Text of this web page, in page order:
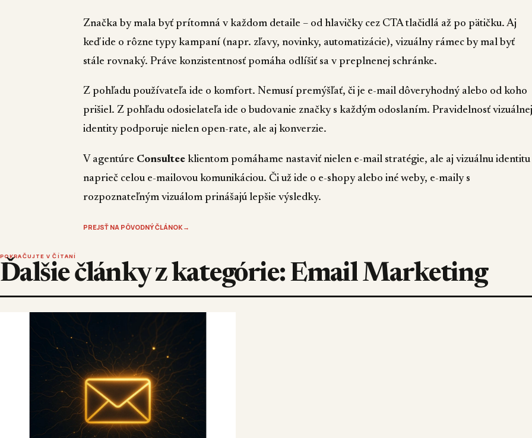
Značka by mala byť prítomná v každom detaile – od hlavičky cez CTA tlačidlá až po pätičku. Aj
keď ide o rôzne typy kampaní (napr. zľavy, novinky, automatizácie), vizuálny rámec by mal byť
stále rovnaký. Práve konzistentnosť pomáha odlíšiť sa v preplnenej schránke.
Z pohľadu používateľa ide o komfort. Nemusí premýšľať, či je e-mail dôveryhodný alebo od koho
prišiel. Z pohľadu odosielateľa ide o budovanie značky s každým odoslaním. Pravidelnosť vizuálnej
identity podporuje nielen open-rate, ale aj konverzie.
V agentúre Consultee klientom pomáhame nastaviť nielen e-mail stratégie, ale aj vizuálnu identitu
naprieč celou e-mailovou komunikáciou. Či už ide o e-shopy alebo iné weby, e-maily s
rozpoznateľným vizuálom prinášajú lepšie výsledky.
PREJSŤ NA PÔVODNÝ ČLÁNOK →
POKRAČUJTE V ČÍTANÍ
Ďalšie články z kategórie: Email Marketing